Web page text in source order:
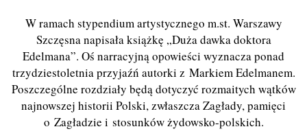
W ramach stypendium artystycznego m.st. Warszawy
Szczęsna napisała książkę „Duża dawka doktora
Edelmana”. Oś narracyjną opowieści wyznacza ponad
trzydziestoletnia przyjaźń autorki z Markiem Edelmanem.
Poszczególne rozdziały będą dotyczyć rozmaitych wątków
najnowszej historii Polski, zwłaszcza Zagłady, pamięci
o Zagładzie i stosunków żydowsko-polskich.